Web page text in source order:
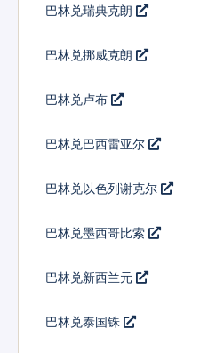
巴林兑瑞典克朗
巴林兑挪威克朗
巴林兑卢布
巴林兑巴西雷亚尔
巴林兑以色列谢克尔
巴林兑墨西哥比索
巴林兑新西兰元
巴林兑泰国铢